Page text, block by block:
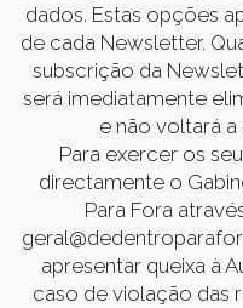
dados. Estas opções
de cada Newsletter.
subscrição da
será imediatamente
e não voltará
Para exercer os
directamente o
Para Fora
apresentar queixa à
caso de violação das